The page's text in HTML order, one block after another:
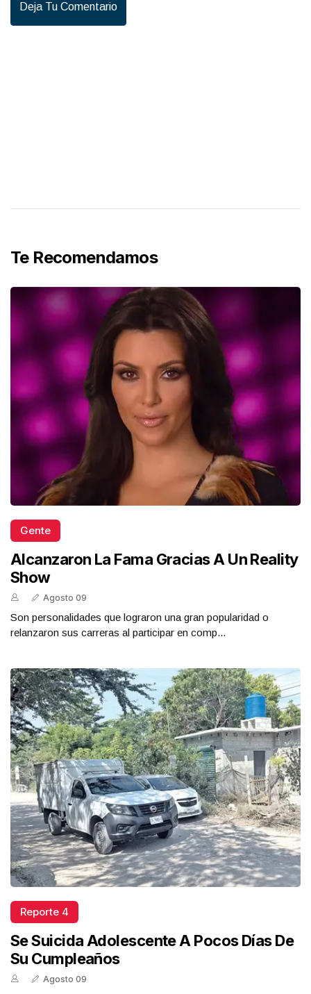
Deja Tu Comentario
Te Recomendamos
Gente
Alcanzaron La Fama Gracias A Un Reality
Show
Agosto 09
Son personalidades que lograron una gran popularidad o
relanzaron sus carreras al participar en comp...
Reporte 4
Se Suicida Adolescente A Pocos Días De
Su Cumpleaños
Agosto 09